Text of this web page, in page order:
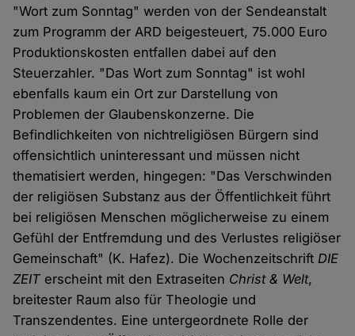
"Wort zum Sonntag" werden von der Sendeanstalt
zum Programm der ARD beigesteuert, 75.000 Euro
Produktionskosten entfallen dabei auf den
Steuerzahler. "Das Wort zum Sonntag" ist wohl
ebenfalls kaum ein Ort zur Darstellung von
Problemen der Glaubenskonzerne. Die
Befindlichkeiten von nichtreligiösen Bürgern sind
offensichtlich uninteressant und müssen nicht
thematisiert werden, hingegen: "Das Verschwinden
der religiösen Substanz aus der Öffentlichkeit führt
bei religiösen Menschen möglicherweise zu einem
Gefühl der Entfremdung und des Verlustes religiöser
Gemeinschaft" (K. Hafez). Die WochenzeitschriftDIE
ZEIT erscheint mit den Extraseiten Christ & Welt,
breitester Raum also für Theologie und
Transzendentes. Eine untergeordnete Rolle der